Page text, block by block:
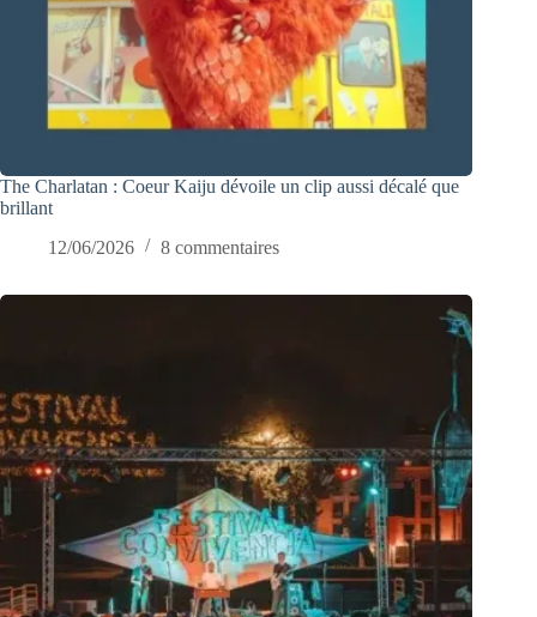
The Charlatan : Coeur Kaiju dévoile un clip aussi décalé que
brillant
12/06/2026
8 commentaires